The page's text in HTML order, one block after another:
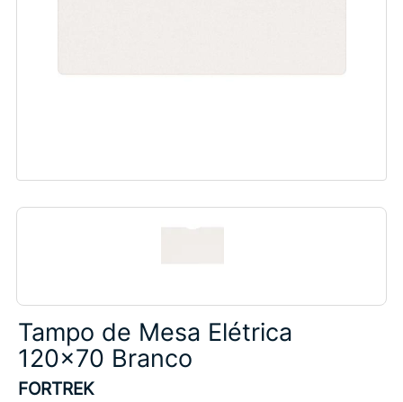
Tampo de Mesa Elétrica
120x70 Branco
FORTREK